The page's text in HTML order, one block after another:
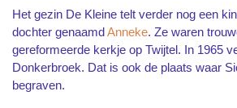
Het gezin De Kleine telt verder nog een
dochter genaamdAnneke. Ze waren
gereformeerde kerkje op Twijtel. In 1965
Donkerbroek. Dat is ook de plaats waar
begraven.